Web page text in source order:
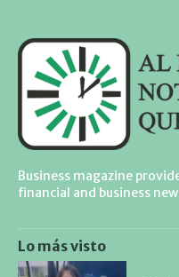
Business magazine
financial and business
Lo más visto